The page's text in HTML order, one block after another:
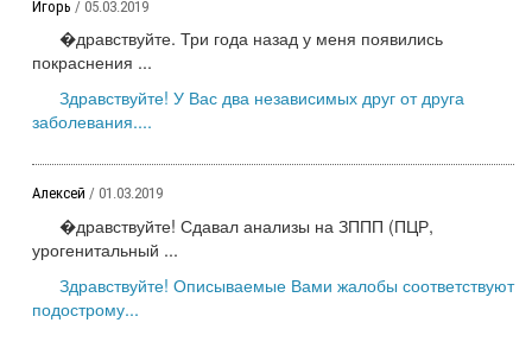
Игорь / 05.03.2019
�дравствуйте. Три года назад у меня появились
покраснения ...
Здравствуйте! У Вас два независимых друг от друга
заболевания....
Алексей / 01.03.2019
�дравствуйте! Сдавал анализы на ЗППП (ПЦР,
урогенитальный ...
Здравствуйте! Описываемые Вами жалобы соответствуют
подострому...